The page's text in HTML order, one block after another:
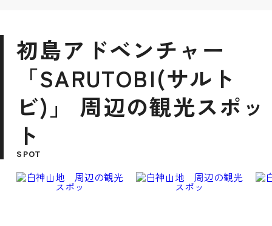
初島アドベンチャー
「SARUTOBI(サルト
ビ)」 周辺の観光スポッ
ト
SPOT